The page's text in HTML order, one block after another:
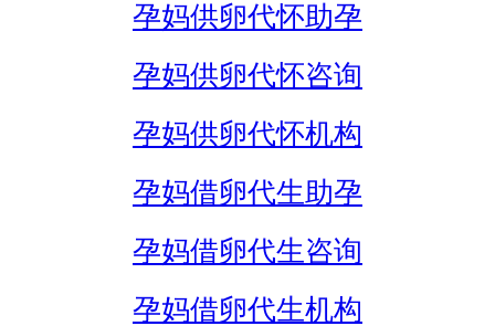
孕妈供卵代怀助孕
孕妈供卵代怀咨询
孕妈供卵代怀机构
孕妈借卵代生助孕
孕妈借卵代生咨询
孕妈借卵代生机构